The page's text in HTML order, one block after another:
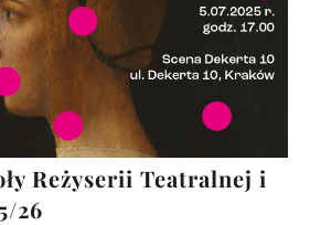
Reżyserii Teatralnej i
26